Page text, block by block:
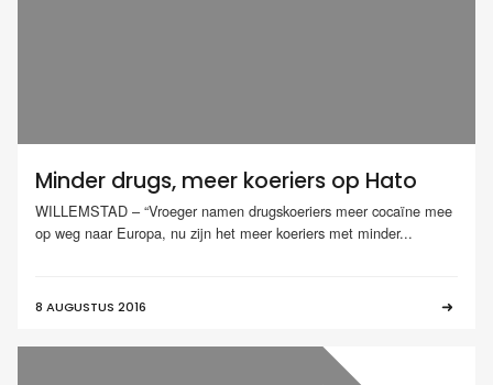
Minder drugs, meer koeriers op Hato
WILLEMSTAD – “Vroeger namen drugskoeriers meer cocaïne mee
op weg naar Europa, nu zijn het meer koeriers met minder...
8 AUGUSTUS 2016